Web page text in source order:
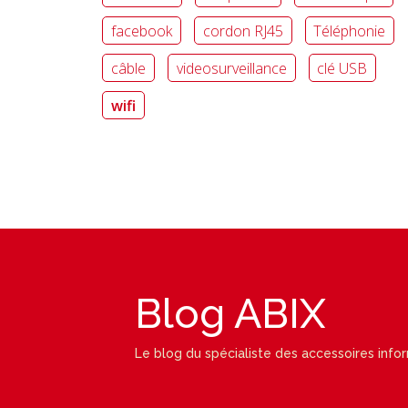
facebook
cordon RJ45
Téléphonie
câble
videosurveillance
clé USB
wifi
Blog ABIX
Le blog du spécialiste des accessoires